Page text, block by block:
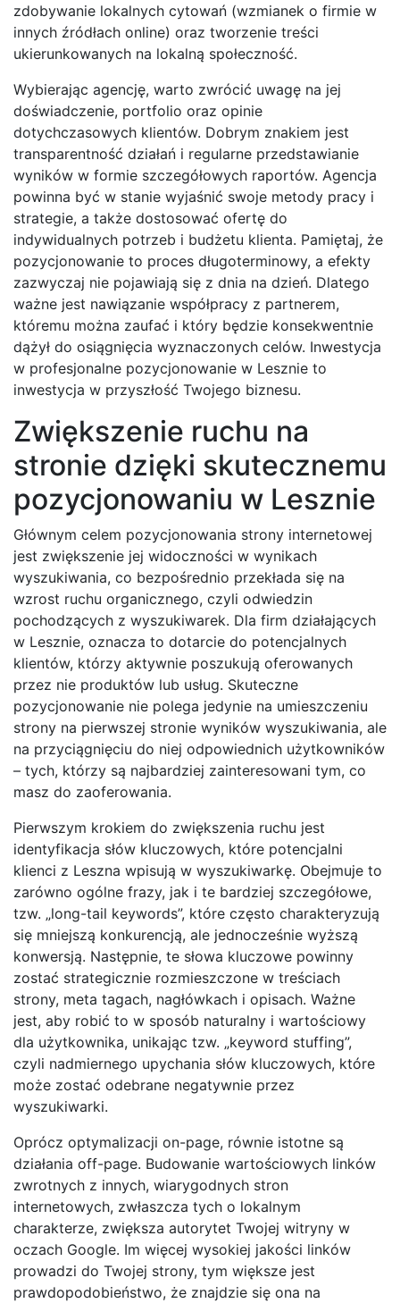
zdobywanie lokalnych cytowań (wzmianek o firmie w
innych źródłach online) oraz tworzenie treści
ukierunkowanych na lokalną społeczność.
Wybierając agencję, warto zwrócić uwagę na jej
doświadczenie, portfolio oraz opinie
dotychczasowych klientów. Dobrym znakiem jest
transparentność działań i regularne przedstawianie
wyników w formie szczegółowych raportów. Agencja
powinna być w stanie wyjaśnić swoje metody pracy i
strategie, a także dostosować ofertę do
indywidualnych potrzeb i budżetu klienta. Pamiętaj, że
pozycjonowanie to proces długoterminowy, a efekty
zazwyczaj nie pojawiają się z dnia na dzień. Dlatego
ważne jest nawiązanie współpracy z partnerem,
któremu można zaufać i który będzie konsekwentnie
dążył do osiągnięcia wyznaczonych celów. Inwestycja
w profesjonalne pozycjonowanie w Lesznie to
inwestycja w przyszłość Twojego biznesu.
Zwiększenie ruchu na
stronie dzięki skutecznemu
pozycjonowaniu w Lesznie
Głównym celem pozycjonowania strony internetowej
jest zwiększenie jej widoczności w wynikach
wyszukiwania, co bezpośrednio przekłada się na
wzrost ruchu organicznego, czyli odwiedzin
pochodzących z wyszukiwarek. Dla firm działających
w Lesznie, oznacza to dotarcie do potencjalnych
klientów, którzy aktywnie poszukują oferowanych
przez nie produktów lub usług. Skuteczne
pozycjonowanie nie polega jedynie na umieszczeniu
strony na pierwszej stronie wyników wyszukiwania, ale
na przyciągnięciu do niej odpowiednich użytkowników
– tych, którzy są najbardziej zainteresowani tym, co
masz do zaoferowania.
Pierwszym krokiem do zwiększenia ruchu jest
identyfikacja słów kluczowych, które potencjalni
klienci z Leszna wpisują w wyszukiwarkę. Obejmuje to
zarówno ogólne frazy, jak i te bardziej szczegółowe,
tzw. „long-tail keywords”, które często charakteryzują
się mniejszą konkurencją, ale jednocześnie wyższą
konwersją. Następnie, te słowa kluczowe powinny
zostać strategicznie rozmieszczone w treściach
strony, meta tagach, nagłówkach i opisach. Ważne
jest, aby robić to w sposób naturalny i wartościowy
dla użytkownika, unikając tzw. „keyword stuffing”,
czyli nadmiernego upychania słów kluczowych, które
może zostać odebrane negatywnie przez
wyszukiwarki.
Oprócz optymalizacji on-page, równie istotne są
działania off-page. Budowanie wartościowych linków
zwrotnych z innych, wiarygodnych stron
internetowych, zwłaszcza tych o lokalnym
charakterze, zwiększa autorytet Twojej witryny w
oczach Google. Im więcej wysokiej jakości linków
prowadzi do Twojej strony, tym większe jest
prawdopodobieństwo, że znajdzie się ona na